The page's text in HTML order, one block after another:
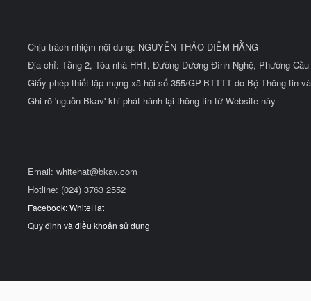
Chịu trách nhiệm nội dung: NGUYỄN THẢO DIỄM HẰNG
Địa chỉ: Tầng 2, Tòa nhà HH1, Đường Dương Đình Nghệ, Phường
Giấy phép thiết lập mạng xã hội số 355/GP-BTTTT do Bộ Thông tin
Ghi rõ 'nguồn Bkav' khi phát hành lại thông tin từ Website này
Email: whitehat@bkav.com
Hotline: (024) 3763 2552
Facebook: WhiteHat
Quy định và điều khoản sử dụng